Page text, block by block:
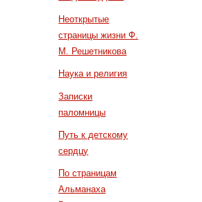
Неоткрытые
страницы жизни Ф.
М. Решетникова
Наука и религия
Записки
паломницы
Путь к детскому
сердцу
По страницам
Альманаха